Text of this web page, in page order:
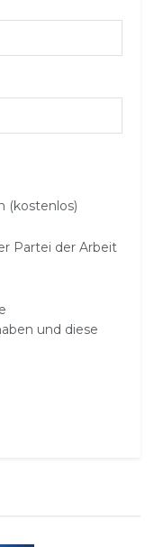
(kostenlos)
Partei der Arbeit
und diese